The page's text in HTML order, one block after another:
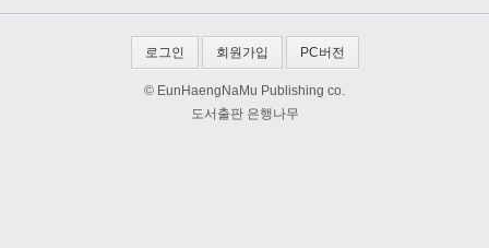
로그인 회원가입 PC버전
© EunHaengNaMu Publishing co.
도서출판 은행나무